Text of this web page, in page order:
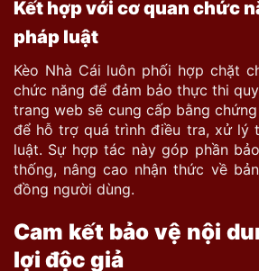
Kết hợp với cơ quan chức
pháp luật
Kèo Nhà Cái luôn phối hợp chặt
chức năng để đảm bảo thực thi
trang web sẽ cung cấp bằng
để hỗ trợ quá trình điều tra, xử lý
luật. Sự hợp tác này góp phần
thống, nâng cao nhận thức về
đồng người dùng.
Cam kết bảo vệ nội
lợi độc giả